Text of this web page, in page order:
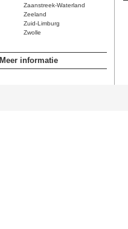
Zaanstreek-Waterland
Zeeland
Zuid-Limburg
Zwolle
Meer informatie